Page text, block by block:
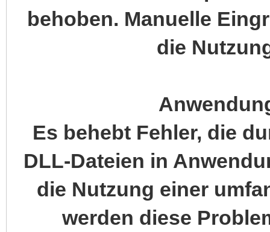
behoben. Manuelle
die
Es behebt Fehler, die
DLL-Dateien in
die Nutzung einer
werden diese